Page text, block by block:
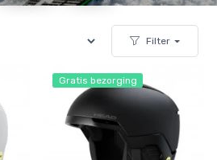
Filter
Gratis bezorging